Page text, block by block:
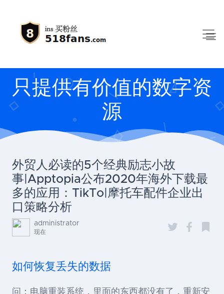
只提供有价值的数字资
源
外贸人必读的5个经典励志小故
事|Apptopia公布2020年海外下载最
多的应用：TikTo|摩托车配件企业出
口策略分析
administrator
现在
如何恢复丢失的数据
问：电脑重装系统，里面的东西都没有了，重新安